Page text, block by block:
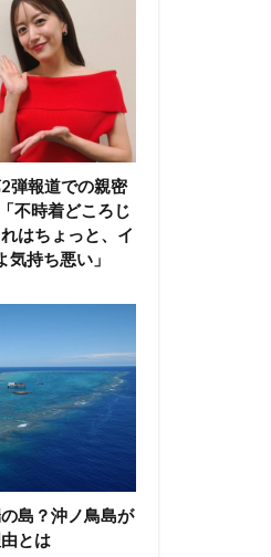
弾報道での親密
不時着どころじ
はちょっと、イ
持ち悪い」
島？沖ノ鳥島が
とは